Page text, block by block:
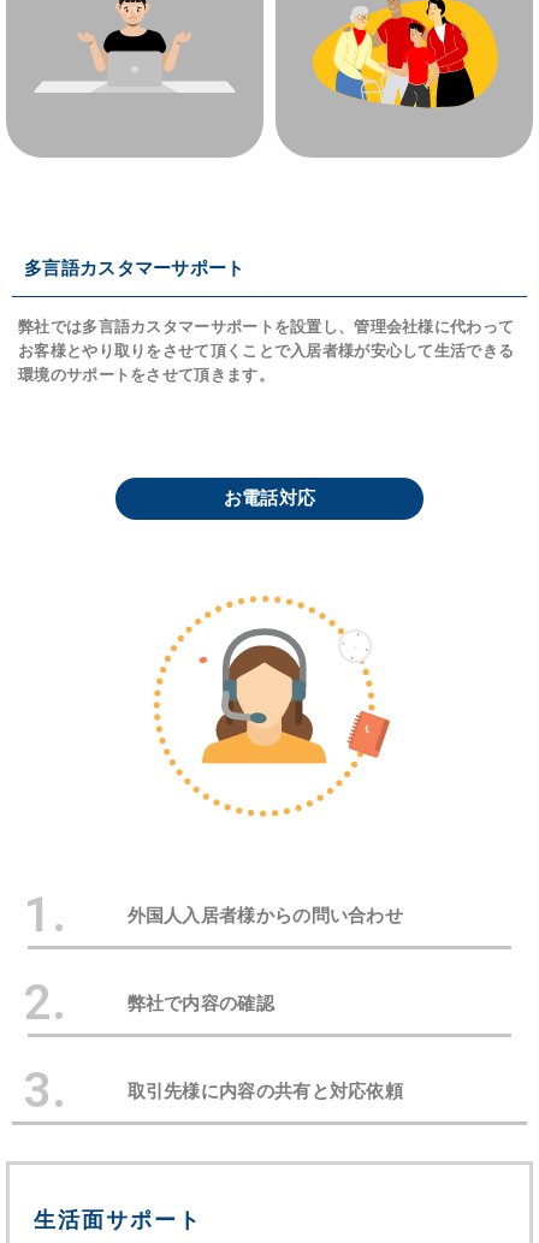
多言語カスタマーサポート
弊社では多言語カスタマーサポートを設置し、管理会社様に代わって
お客様とやり取りをさせて頂くことで入居者様が安心して生活できる
環境のサポートをさせて頂きます。
お電話対応
1. 外国人入居者様からの問い合わせ
2. 弊社で内容の確認
3. 取引先様に内容の共有と対応依頼
生活面サポート